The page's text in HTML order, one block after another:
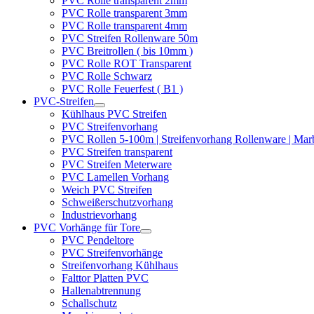
PVC Rolle transparent 3mm
PVC Rolle transparent 4mm
PVC Streifen Rollenware 50m
PVC Breitrollen ( bis 10mm )
PVC Rolle ROT Transparent
PVC Rolle Schwarz
PVC Rolle Feuerfest ( B1 )
PVC-Streifen
Kühlhaus PVC Streifen
PVC Streifenvorhang
PVC Rollen 5-100m | Streifenvorhang Rollenware |
PVC Streifen transparent
PVC Streifen Meterware
PVC Lamellen Vorhang
Weich PVC Streifen
Schweißerschutzvorhang
Industrievorhang
PVC Vorhänge für Tore
PVC Pendeltore
PVC Streifenvorhänge
Streifenvorhang Kühlhaus
Falttor Platten PVC
Hallenabtrennung
Schallschutz